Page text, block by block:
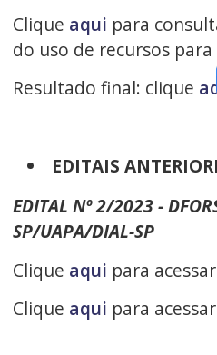
Clique aqui para
do uso de recursos
Resultado final: clique
EDITAIS
EDITAL Nº 2/2023 -
SP/UAPA/DIAL-SP
Clique aqui para
Clique aqui para